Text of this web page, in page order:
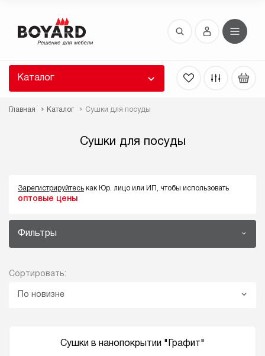
Каталог
Главная Каталог Сушки для посуды
Сушки для посуды
Зарегистрируйтесь как Юр. лицо или ИП, чтобы использовать
оптовые цены
Фильтры
Сортировать:
По новизне
Сушки в нанопокрытии "Графит"
Восстановление пароля
высланы вам по E-Mail.
ссылку для восстановления